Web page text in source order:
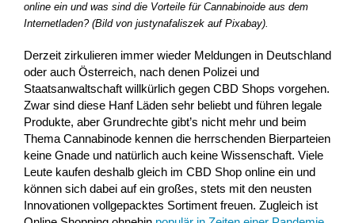
online ein und was sind die Vorteile für Cannabinoide aus dem
Internetladen? (Bild von justynafaliszek auf Pixabay).
Derzeit zirkulieren immer wieder Meldungen in Deutschland
oder auch Österreich, nach denen Polizei und
Staatsanwaltschaft willkürlich gegen CBD Shops vorgehen.
Zwar sind diese Hanf Läden sehr beliebt und führen legale
Produkte, aber Grundrechte gibt’s nicht mehr und beim
Thema Cannabinode kennen die herrschenden Bierparteien
keine Gnade und natürlich auch keine Wissenschaft. Viele
Leute kaufen deshalb gleich im CBD Shop online ein und
können sich dabei auf ein großes, stets mit den neusten
Innovationen vollgepacktes Sortiment freuen. Zugleich ist